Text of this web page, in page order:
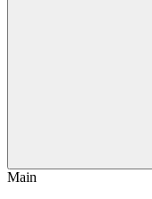
Main